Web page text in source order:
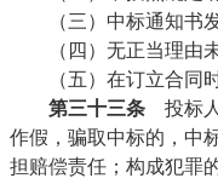
（三）中标通知书
（四）无正当理由
（五）在订立合同
第三十三条 投标
作假，骗取中标的，中
担赔偿责任；构成犯罪